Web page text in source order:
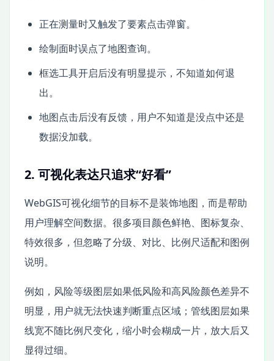
正在测量时又触发了要素点击弹窗。
绘制面时误点了地图查询。
框选工具开启后没有明显提示，不知道如何退
出。
地图点击后没有反馈，用户不知道是没点中还是
数据没加载。
2. 可视化表达只追求“好看”
WebGIS可视化细节的目标不是装饰地图，而是帮助
用户理解空间数据。很多项目颜色鲜艳、图标复杂、
特效很多，但忽略了分级、对比、比例尺适配和图例
说明。
例如，风险等级图层如果低风险和高风险颜色差异不
明显，用户就无法快速判断重点区域；管线图层如果
线宽不随比例尺变化，缩小时会糊成一片，放大后又
显得过细。